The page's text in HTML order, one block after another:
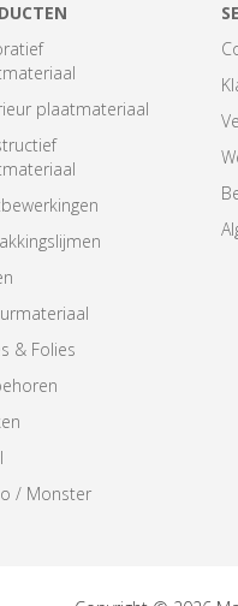
plaatmateriaal
& Folies
/ Monster